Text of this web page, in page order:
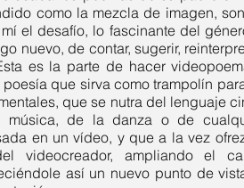
como la mezcla de imagen,
el desafío, lo fascinante del
nuevo, de contar, sugerir,
es la parte de hacer
que sirva como trampolín
que se nutra del lenguaje
de la danza o de
en un vídeo, y que a la vez
videocreador, ampliando el
así un nuevo punto de